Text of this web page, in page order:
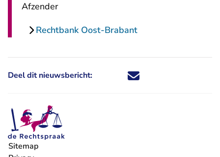
Afzender
Rechtbank Oost-Brabant
Deel dit nieuwsbericht: Deel dit nieuwsbericht via X -
Deel dit nieuwsbericht via
Deel dit nieuwsbericht
Deel dit
Sitemap